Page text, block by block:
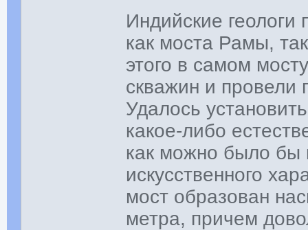
Индийские
как моста Рамы,
этого в самом
скважин и провели
Удалось
какое-либо
как можно было бы
искусственного
мост образован
метра, причем